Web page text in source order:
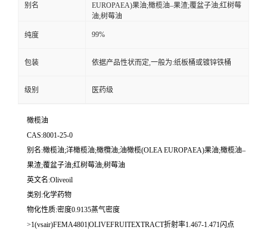
别名
EUROPAEA)果油;橄榄油–果渣;覆盆子油;红树莓
油;树莓油
纯度 99%
包装 依据产品性状而定,一般为:纸板桶或镀锌铁桶
级别 医药级
橄榄油
CAS:8001-25-0
别名:橄榄油;洋橄榄油;橄欖油;油橄榄(OLEA EUROPAEA)果油;橄榄油–
果渣;覆盆子油;红树莓油;树莓油
英文名:Oliveoil
类别:化学药物
物化性质:密度0.9135蒸气密度
>1(vsair)FEMA4801|OLIVEFRUITEXTRACT折射率1.467-1.471闪点